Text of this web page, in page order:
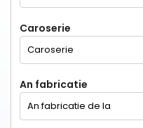
Caroserie
An fabricatie